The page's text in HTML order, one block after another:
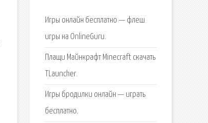
Игры онлайн бесплатно — флеш
игры на OnlineGuru.
Плащи Майнкрафт Minecraft скачать
TLauncher.
Игры бродилки онлайн — играть
бесплатно.